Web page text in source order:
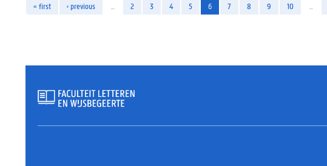
« first ‹ previous 2 3 4 5 6 7 8 9 10